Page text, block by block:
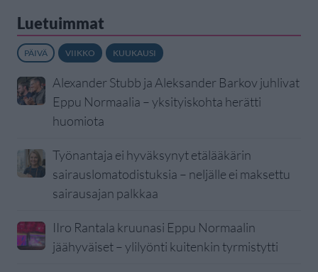
Luetuimmat
PÄIVÄ VIIKKO KUUKAUSI
Alexander Stubb ja Aleksander Barkov juhlivat
Eppu Normaalia – yksityiskohta herätti
huomiota
Työnantaja ei hyväksynyt etälääkärin
sairauslomatodistuksia – neljälle ei maksettu
sairausajan palkkaa
IIro Rantala kruunasi Eppu Normaalin
jäähyväiset – ylilyönti kuitenkin tyrmistytti